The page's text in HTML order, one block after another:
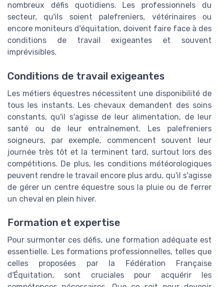
nombreux défis quotidiens. Les professionnels du
secteur, qu'ils soient palefreniers, vétérinaires ou
encore moniteurs d'équitation, doivent faire face à des
conditions de travail exigeantes et souvent
imprévisibles.
Conditions de travail exigeantes
Les métiers équestres nécessitent une disponibilité de
tous les instants. Les chevaux demandent des soins
constants, qu'il s'agisse de leur alimentation, de leur
santé ou de leur entraînement. Les palefreniers
soigneurs, par exemple, commencent souvent leur
journée très tôt et la terminent tard, surtout lors des
compétitions. De plus, les conditions météorologiques
peuvent rendre le travail encore plus ardu, qu'il s'agisse
de gérer un centre équestre sous la pluie ou de ferrer
un cheval en plein hiver.
Formation et expertise
Pour surmonter ces défis, une formation adéquate est
essentielle. Les formations professionnelles, telles que
celles proposées par la Fédération Française
d'Équitation, sont cruciales pour acquérir les